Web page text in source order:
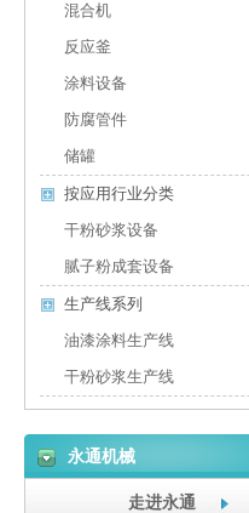
混合机
反应釜
涂料设备
防腐管件
储罐
按应用行业分类
干粉砂浆设备
腻子粉成套设备
生产线系列
油漆涂料生产线
干粉砂浆生产线
永通机械
走进永通